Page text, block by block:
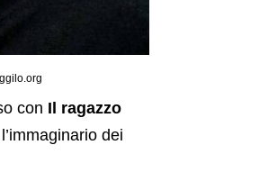
con Il ragazzo
dei